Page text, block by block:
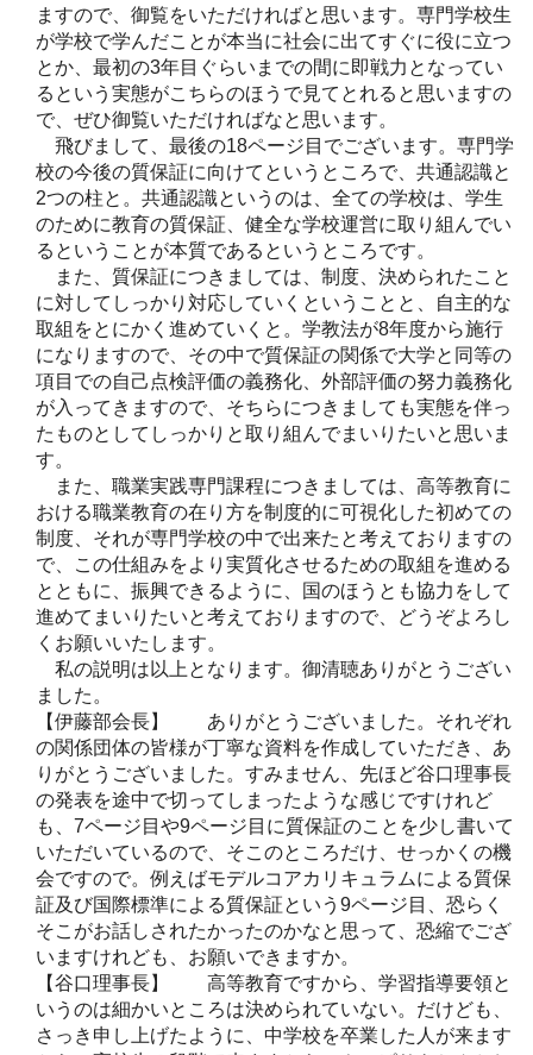
ますので、御覧をいただければと思います。専門学校生
が学校で学んだことが本当に社会に出てすぐに役に立つ
とか、最初の3年目ぐらいまでの間に即戦力となってい
るという実態がこちらのほうで見てとれると思いますの
で、ぜひ御覧いただければなと思います。
飛びまして、最後の18ページ目でございます。専門学
校の今後の質保証に向けてというところで、共通認識と
2つの柱と。共通認識というのは、全ての学校は、学生
のために教育の質保証、健全な学校運営に取り組んでい
るということが本質であるというところです。
また、質保証につきましては、制度、決められたこと
に対してしっかり対応していくということと、自主的な
取組をとにかく進めていくと。学教法が8年度から施行
になりますので、その中で質保証の関係で大学と同等の
項目での自己点検評価の義務化、外部評価の努力義務化
が入ってきますので、そちらにつきましても実態を伴っ
たものとしてしっかりと取り組んでまいりたいと思いま
す。
また、職業実践専門課程につきましては、高等教育に
おける職業教育の在り方を制度的に可視化した初めての
制度、それが専門学校の中で出来たと考えておりますの
で、この仕組みをより実質化させるための取組を進める
とともに、振興できるように、国のほうとも協力をして
進めてまいりたいと考えておりますので、どうぞよろし
くお願いいたします。
私の説明は以上となります。御清聴ありがとうござい
ました。
【伊藤部会長】 ありがとうございました。それぞれ
の関係団体の皆様が丁寧な資料を作成していただき、あ
りがとうございました。すみません、先ほど谷口理事長
の発表を途中で切ってしまったような感じですけれど
も、7ページ目や9ページ目に質保証のことを少し書いて
いただいているので、そこのところだけ、せっかくの機
会ですので。例えばモデルコアカリキュラムによる質保
証及び国際標準による質保証という9ページ目、恐らく
そこがお話しされたかったのかなと思って、恐縮でござ
いますけれども、お願いできますか。
【谷口理事長】 高等教育ですから、学習指導要領と
いうのは細かいところは決められていない。だけども、
さっき申し上げたように、中学校を卒業した人が来ます